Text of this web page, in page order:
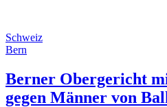
Schweiz
Bern
Berner Obergericht
gegen Männer von